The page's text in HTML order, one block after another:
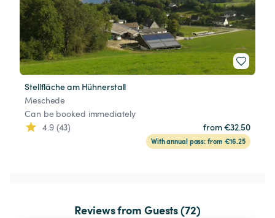
Stellfläche am Hühnerstall
Meschede
Can be booked immediately
4.9 (43)
from €32.50
With annual pass: from €16.25
Reviews from Guests (72)